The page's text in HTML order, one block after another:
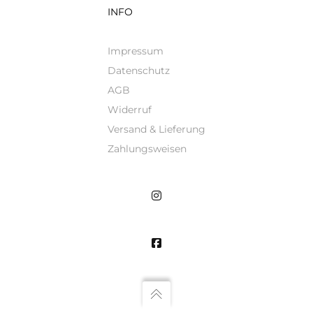
INFO
Impressum
Datenschutz
AGB
Widerruf
Versand & Lieferung
Zahlungsweisen